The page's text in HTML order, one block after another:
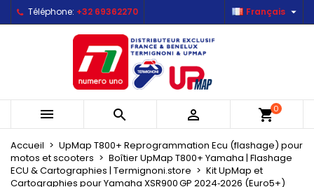
Téléphone: +32 69362270 Français 
   shopping_cart0
Accueil
UpMap T800+ Reprogrammation Ecu (flashage) pour
motos et scooters
Boîtier UpMap T800+ Yamaha | Flashage
ECU & Cartographies | Termignoni.store
Kit UpMap et
Cartographies pour Yamaha XSR900 GP 2024‑2026 (Euro5+)
Mes listes d'envies ×
Créer une nouvelle liste
((modalTitle)) ×
((confirmMessage))
((cancelText)) ((modalDeleteText))
Créer une liste d'envies ×
Nom de la liste d'envies
Connexion ×
Vous devez être connecté pour ajouter des produits
à votre liste d'envies.
Annuler Connexion